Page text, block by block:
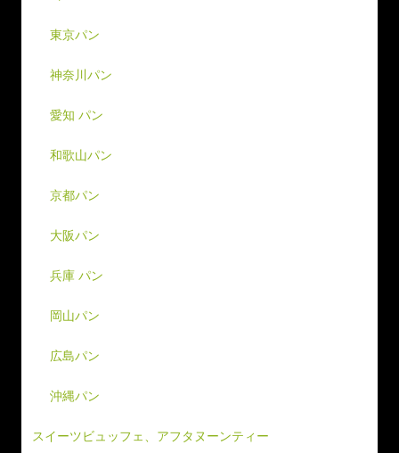
東京パン
神奈川パン
愛知 パン
和歌山パン
京都パン
大阪パン
兵庫 パン
岡山パン
広島パン
沖縄パン
スイーツビュッフェ、アフタヌーンティー